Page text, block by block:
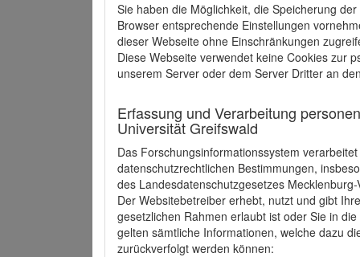
Sie haben die Möglichkeit, die Speicherung
Browser entsprechende Einstellungen
dieser Webseite ohne Einschränkungen
Diese Webseite verwendet keine Cookies zur
unserem Server oder dem Server Dritter an
Erfassung und Verarbeitung
Universität Greifswald
Das Forschungsinformationssystem
datenschutzrechtlichen Bestimmungen,
des Landesdatenschutzgesetzes
Der Websitebetreiber erhebt, nutzt und gibt
gesetzlichen Rahmen erlaubt ist oder Sie in
gelten sämtliche Informationen, welche dazu
zurückverfolgt werden können: